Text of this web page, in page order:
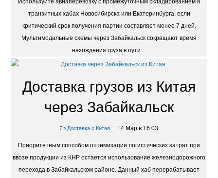
Используйте авиаперевозку с промежуточным складированием в
транзитных хабах Новосибирска или Екатеринбурга, если
критический срок получения партии составляет менее 7 дней.
Мультимодальные схемы через Забайкальск сокращают время
нахождения груза в пути…
Доставка грузов из Китая
через Забайкальск
Доставка с Китая 14 Мар в 16:03
Приоритетным способом оптимизации логистических затрат при
ввозе продукции из КНР остается использование железнодорожного
перехода в Забайкальском районе. Данный хаб перерабатывает